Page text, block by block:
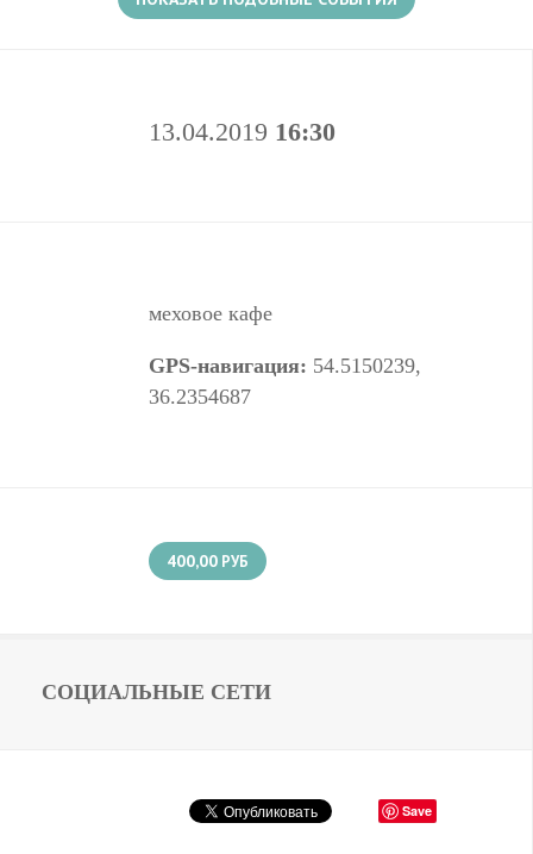
13.04.2019 16:30
меховое кафе
GPS-навигация: 54.5150239,
36.2354687
400,00 РУБ
СОЦИАЛЬНЫЕ СЕТИ
Save